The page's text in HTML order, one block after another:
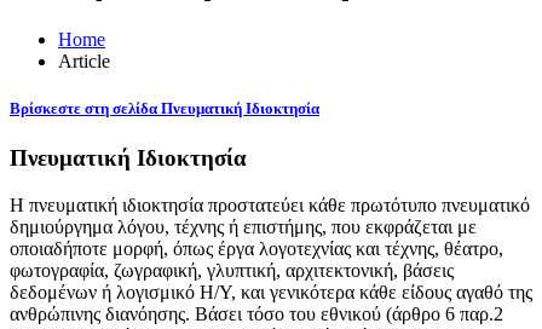
Home
Article
Βρίσκεστε στη σελίδα Πνευματική Ιδιοκτησία
Πνευματική Ιδιοκτησία
Η πνευματική ιδιοκτησία προστατεύει κάθε πρωτότυπο πνευματικό
δημιούργημα λόγου, τέχνης ή επιστήμης, που εκφράζεται με
οποιαδήποτε μορφή, όπως έργα λογοτεχνίας και τέχνης, θέατρο,
φωτογραφία, ζωγραφική, γλυπτική, αρχιτεκτονική, βάσεις
δεδομένων ή λογισμικό Η/Υ, και γενικότερα κάθε είδους αγαθό της
ανθρώπινης διανόησης. Βάσει τόσο του εθνικού (άρθρο 6 παρ.2